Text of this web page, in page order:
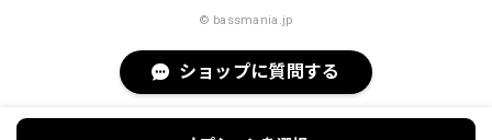
© bassmania.jp
ショップに質問する